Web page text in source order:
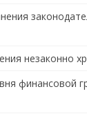
незаконно
финансовой